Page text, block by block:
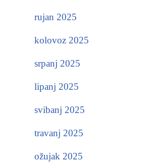
rujan 2025
kolovoz 2025
srpanj 2025
lipanj 2025
svibanj 2025
travanj 2025
ožujak 2025